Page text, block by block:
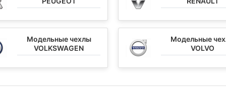
Модельные чехлы
VOLKSWAGEN
Модельные
VOLVO